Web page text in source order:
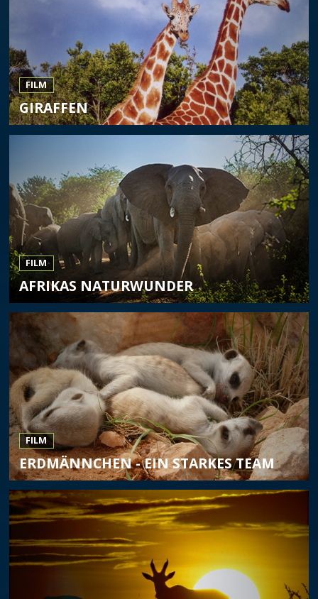
FILM
GIRAFFEN
FILM
AFRIKAS NATURWUNDER
FILM
ERDMÄNNCHEN - EIN STARKES TEAM